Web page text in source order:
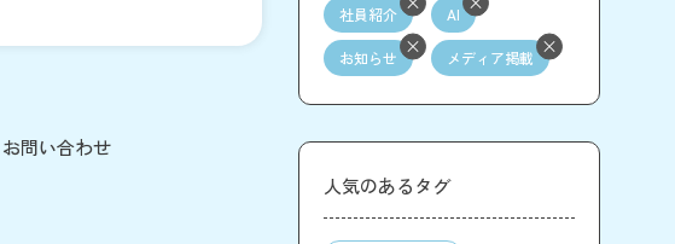
お問い合わせ
社員紹介 AI
お知らせ メディア掲載
人気のあるタグ